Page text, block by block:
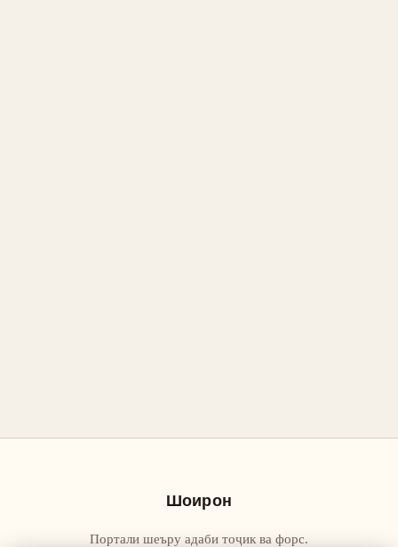
Шоирон
Портали шеъру адаби тоҷик ва форс.